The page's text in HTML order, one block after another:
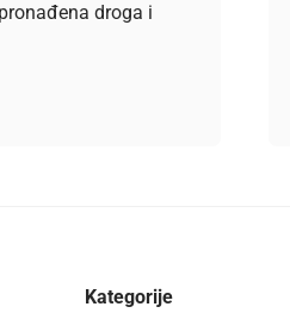
droga i
Kategorije